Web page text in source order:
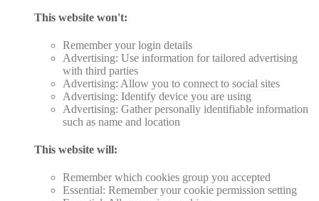
This website won't:
Remember your login details
Advertising: Use information for tailored advertising
with third parties
Advertising: Allow you to connect to social sites
Advertising: Identify device you are using
Advertising: Gather personally identifiable information
such as name and location
This website will:
Remember which cookies group you accepted
Essential: Remember your cookie permission setting